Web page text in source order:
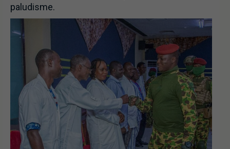
paludisme.